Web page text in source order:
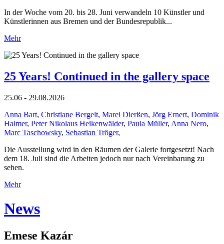
In der Woche vom 20. bis 28. Juni verwandeln 10 Künstler und
Künstlerinnen aus Bremen und der Bundesrepublik...
Mehr
25 Years! Continued in the gallery space
25.06 - 29.08.2026
Anna Bart, Christiane Bergelt, Marei Dierßen, Jörg Ernert, Dominik
Halmer, Peter Nikolaus Heikenwälder, Paula Müller, Anna Nero,
Marc Taschowsky, Sebastian Tröger,
Die Ausstellung wird in den Räumen der Galerie fortgesetzt! Nach
dem 18. Juli sind die Arbeiten jedoch nur nach Vereinbarung zu
sehen.
Mehr
News
Emese Kazár